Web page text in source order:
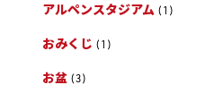
アルペンスタジアム (1)
おみくじ (1)
お盆 (3)